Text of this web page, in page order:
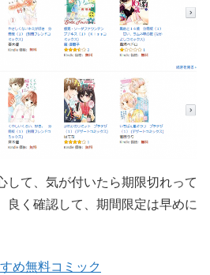
して、気が付いたら期限切れって
良く確認して、期間限定は早めに
無料コミック